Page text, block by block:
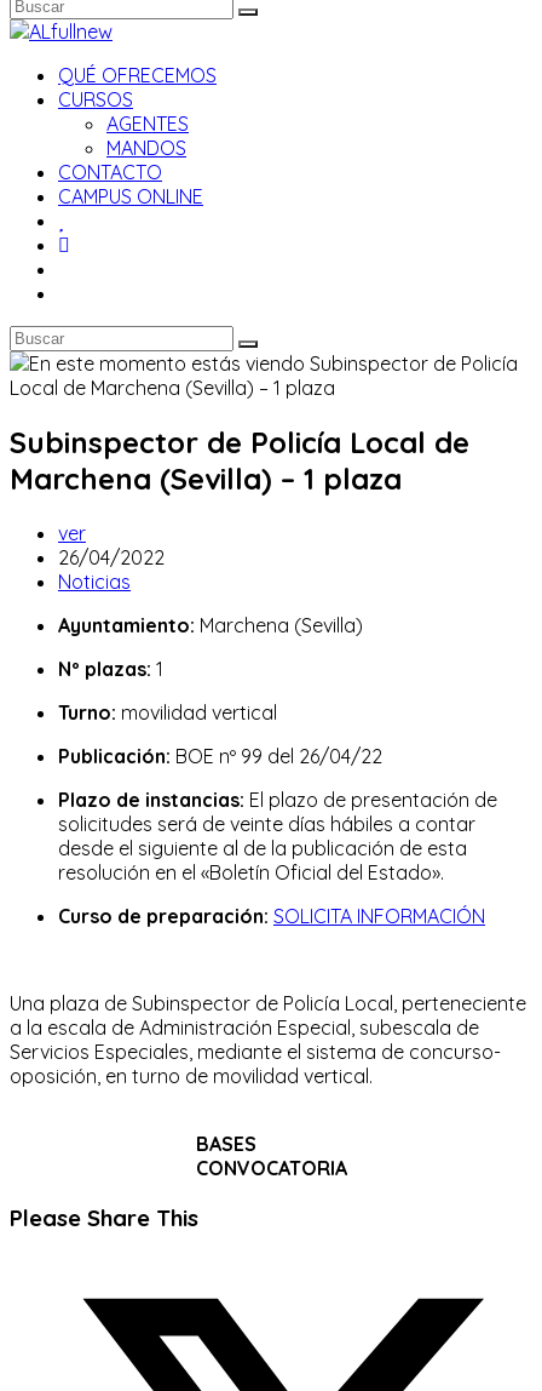
QUÉ OFRECEMOS
CURSOS
AGENTES
MANDOS
CONTACTO
CAMPUS ONLINE
Subinspector de Policía Local de
Marchena (Sevilla) – 1 plaza
Autor
de
la
ver
Publicación
de
entrada:
26/04/2022
Categoría
la
Noticias
Ayuntamiento: Marchena (Sevilla)
Nº plazas: 1
Turno: movilidad vertical
Publicación: BOE nº 99 del 26/04/22
Plazo de instancias: El plazo de presentación de
solicitudes será de veinte días hábiles a contar
desde el siguiente al de la publicación de esta
resolución en el «Boletín Oficial del Estado».
Curso de preparación: SOLICITA INFORMACIÓN
Una plaza de Subinspector de Policía Local, perteneciente
a la escala de Administración Especial, subescala de
Servicios Especiales, mediante el sistema de concurso-
oposición, en turno de movilidad vertical.
BASES
CONVOCATORIA
Please Share ThisCompartir